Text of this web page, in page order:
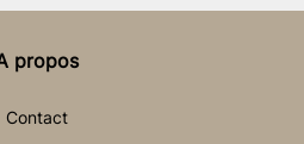
propos
Contact